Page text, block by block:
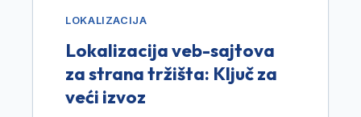
LOKALIZACIJA
Lokalizacija veb-sajtova
za strana tržišta: Ključ za
veći izvoz